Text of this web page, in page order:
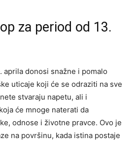
za period od 13.
aprila donosi snažne i pomalo
uticaje koji će se odraziti na sve
stvaraju napetu, ali i
će mnoge naterati da
odnose i životne pravce. Ovo je
na površinu, kada istina postaje